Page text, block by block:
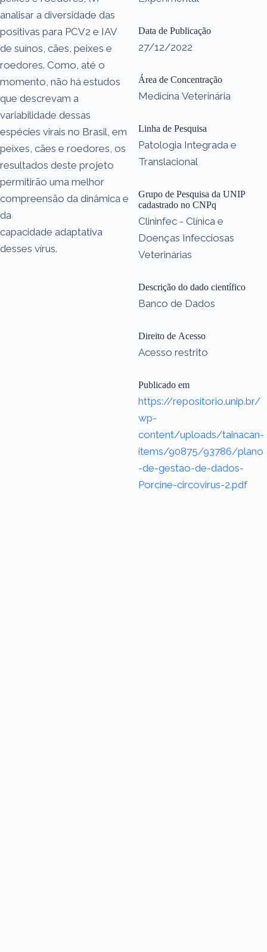
analisar a diversidade das
positivas para PCV2 e IAV
de suínos, cães, peixes e
roedores. Como, até o
momento, não há estudos
que descrevam a
variabilidade dessas
espécies virais no Brasil, em
peixes, cães e roedores, os
resultados deste projeto
permitirão uma melhor
compreensão da dinâmica e
da
capacidade adaptativa
desses vírus.
Data de Publicação
27/12/2022
Área de Concentração
Medicina Veterinária
Linha de Pesquisa
Patologia Integrada e
Translacional
Grupo de Pesquisa da UNIP
cadastrado no CNPq
Clininfec - Clínica e
Doenças Infecciosas
Veterinárias
Descrição do dado científico
Banco de Dados
Direito de Acesso
Acesso restrito
Publicado em
https://repositorio.unip.br/
wp-
content/uploads/tainacan-
items/90875/93786/plano
-de-gestao-de-dados-
Porcine-circovirus-2.pdf